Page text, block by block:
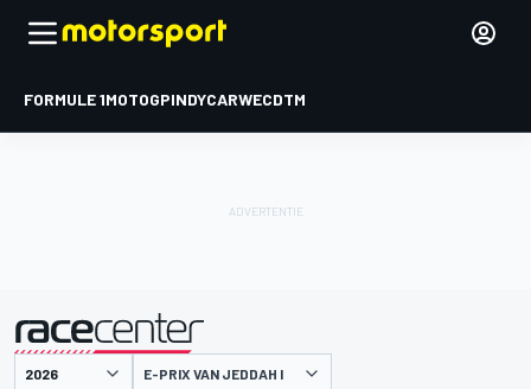
FORMULE 1MOTOGPINDYCARWECDTM
gepresenteerd door E-PRIX VAN JEDDAH I